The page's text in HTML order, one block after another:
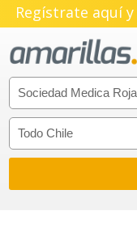
Regístrate aquí